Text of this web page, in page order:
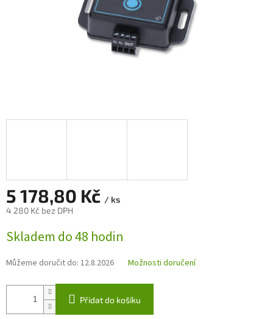
5 178,80 Kč / ks
4 280 Kč bez DPH
cena:
Skladem do 48 hodin
Můžeme doručit do: 12.8.2026 Možnosti doručení
Přidat do košíku